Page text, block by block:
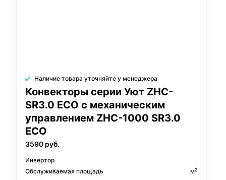
Наличие товара уточняйте у менеджера
Конвекторы серии Уют ZHC-
SR3.0 ECO с механическим
управлением ZHC-1000 SR3.0
ECO
3590 руб.
Инвертор
Обслуживаемая площадь
м2